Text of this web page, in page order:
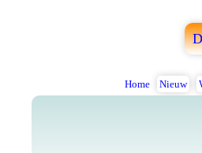
Home Nieuw